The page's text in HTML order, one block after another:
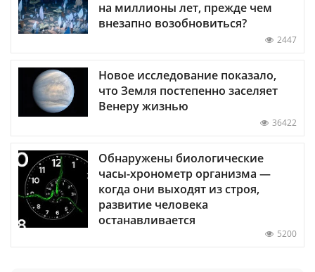
на миллионы лет, прежде чем
внезапно возобновиться?
2447
Новое исследование показало,
что Земля постепенно заселяет
Венеру жизнью
36422
Обнаружены биологические
часы-хронометр организма —
когда они выходят из строя,
развитие человека
останавливается
5200